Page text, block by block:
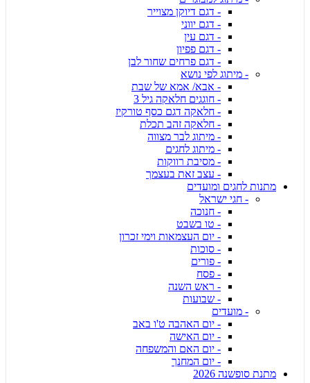
- דגם דיוקן מצוייר
- דגם יווני
- דגם עין
- דגם פפיון
- דגם פרחים שחור לבן
- מיתוג לפי נושא
- אבא/ אמא של שבת
- חוגגים חלאקה גיל 3
- חלאקה דגם כסף טורקיז
- חלאקה זהב תכלת
- מיתוג לבר מצווה
- מיתוג לחגים
- מסיבת רווקות
- עצב זאת בעצמך
מתנות לחגים ומועדים
- חגי ישראל
- חנוכה
- טו בשבט
- יום העצמאות וימי זכרון
- סוכות
- פורים
- פסח
- ראש השנה
- שבועות
- מועדים
- יום האהבה ט'ו באב
- יום האישה
- יום האם והמשפחה
- יום המחנך
מתנת סופשנה 2026